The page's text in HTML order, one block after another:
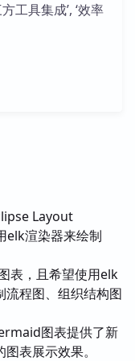
工具集成’, ‘效率
Layout
elk渲染器来绘制
表，且希望使用elk
流程图、组织结构图
图表提供了新
表展示效果。